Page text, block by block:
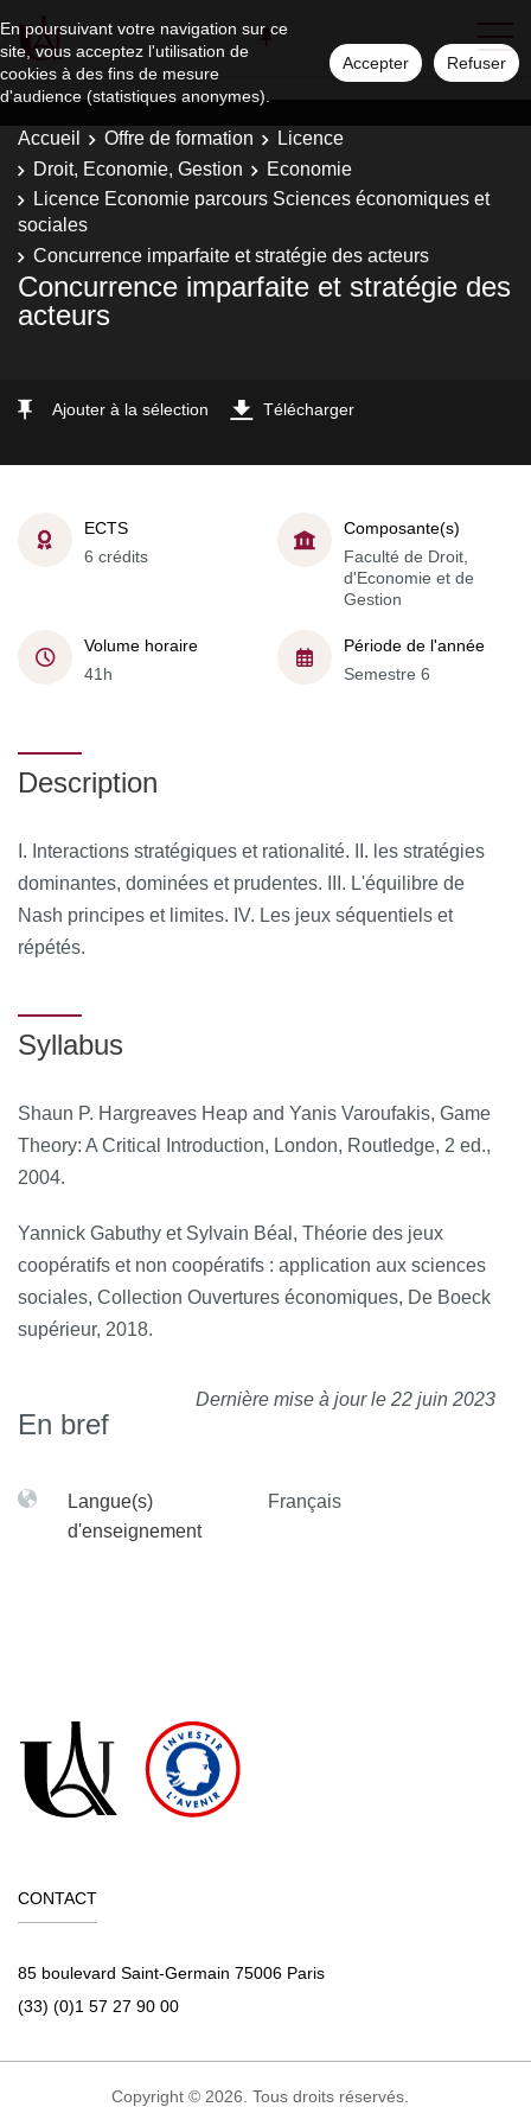
En poursuivant votre navigation sur ce
site, vous acceptez l'utilisation de
cookies à des fins de mesure
d'audience (statistiques anonymes).
Accepter Refuser
Accueil Offre de formation
Licence
Droit, Economie, Gestion
Economie
Licence Economie parcours Sciences économiques et
sociales
Concurrence imparfaite et stratégie des acteurs
Concurrence imparfaite et stratégie des
acteurs
Ajouter à la sélection Télécharger
ECTS
6 crédits
Composante(s)
Faculté de Droit,
d'Economie et de
Gestion
Volume horaire
41h
Période de l'année
Semestre 6
Description
I. Interactions stratégiques et rationalité. II. les stratégies
dominantes, dominées et prudentes. III. L'équilibre de
Nash principes et limites. IV. Les jeux séquentiels et
répétés.
Syllabus
Shaun P. Hargreaves Heap and Yanis Varoufakis, Game
Theory: A Critical Introduction, London, Routledge, 2 ed.,
2004.
Yannick Gabuthy et Sylvain Béal, Théorie des jeux
coopératifs et non coopératifs : application aux sciences
sociales, Collection Ouvertures économiques, De Boeck
supérieur, 2018.
Dernière mise à jour le 22 juin 2023
En bref
Langue(s)
d'enseignement
Français
CONTACT
85 boulevard Saint-Germain 75006 Paris
(33) (0)1 57 27 90 00
Copyright © 2026. Tous droits réservés.